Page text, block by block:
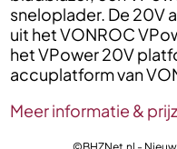
sneloplader. De 20V
uit het VONROC
het VPower 20V
accuplatform van
Meer informatie &